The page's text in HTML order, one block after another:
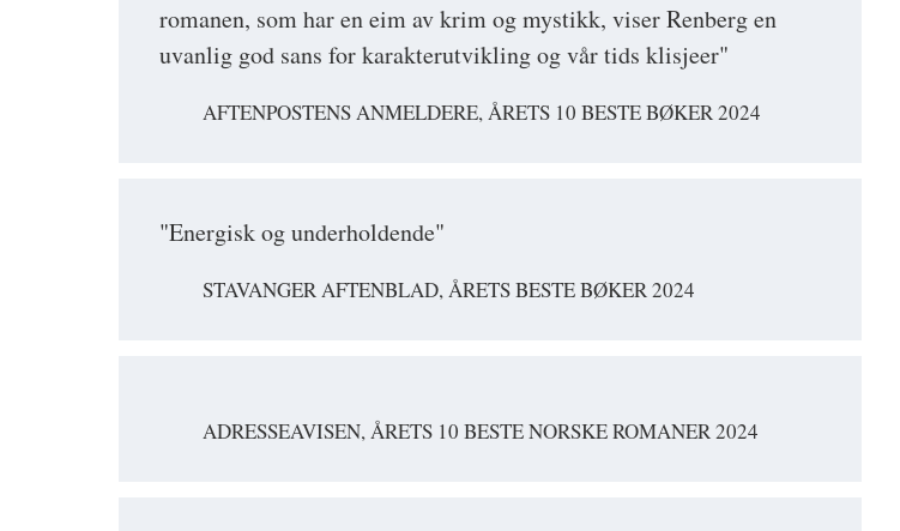
romanen, som har en eim av krim og mystikk, viser Renberg en
uvanlig god sans for karakterutvikling og vår tids klisjeer"
AFTENPOSTENS ANMELDERE, ÅRETS 10 BESTE BØKER 2024
"Energisk og underholdende"
STAVANGER AFTENBLAD, ÅRETS BESTE BØKER 2024
ADRESSEAVISEN, ÅRETS 10 BESTE NORSKE ROMANER 2024